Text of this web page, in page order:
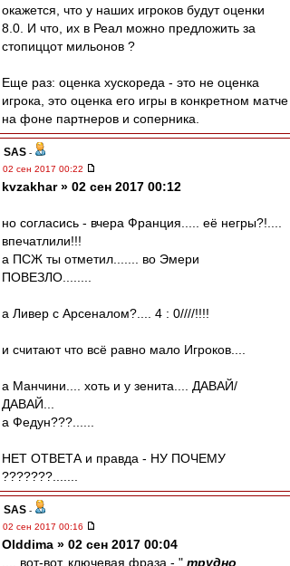
окажется, что у наших игроков будут оценки
8.0. И что, их в Реал можно предложить за
стопиццот мильонов ?
Еще раз: оценка хускореда - это не оценка
игрока, это оценка его игры в конкретном матче
на фоне партнеров и соперника.
SAS -
02 сен 2017 00:22
kvzakhar » 02 сен 2017 00:12
но согласись - вчера Франция..... её негры?!....
впечатлили!!!
а ПСЖ ты отметил....... во Эмери
ПОВЕЗЛО........
а Ливер с Арсеналом?.... 4 : 0////!!!!
и считают что всё равно мало Игроков....
а Манчини.... хоть и у зенита.... ДАВАЙ/
ДАВАЙ...
а Федун???......
НЕТ ОТВЕТА и правда - НУ ПОЧЕМУ
???????.......
SAS -
02 сен 2017 00:16
Olddima » 02 сен 2017 00:04
.... вот-вот, ключевая фраза - " трудно